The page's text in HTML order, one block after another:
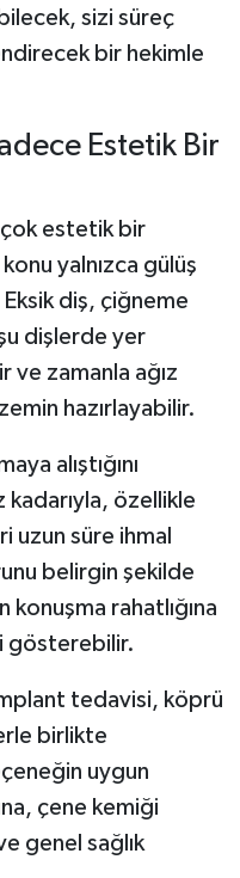
sizi süreç
bir hekimle
Estetik Bir
çok estetik bir
yalnızca gülüş
Eksik diş, çiğneme
dişlerde yer
ve zamanla ağız
hazırlayabilir.
alıştığını
özellikle
uzun süre ihmal
belirgin şekilde
rahatlığına
gösterebilir.
tedavisi, köprü
birlikte
uygun
çene kemiği
genel sağlık